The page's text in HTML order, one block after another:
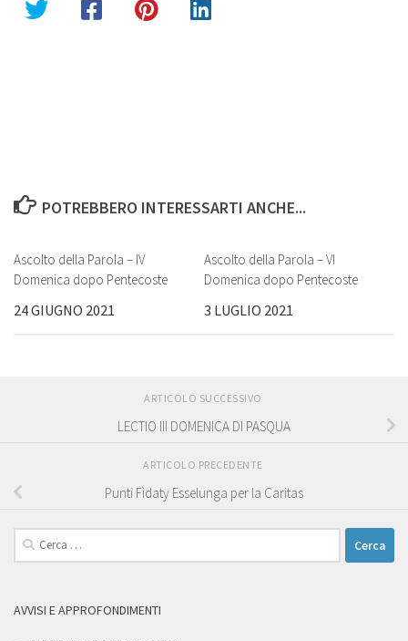
POTREBBERO INTERESSARTI ANCHE...
Ascolto della Parola – IV
Domenica dopo Pentecoste
24 GIUGNO 2021
Ascolto della Parola – VI
Domenica dopo Pentecoste
3 LUGLIO 2021
ARTICOLO SUCCESSIVO
LECTIO III DOMENICA DI PASQUA
ARTICOLO PRECEDENTE
Punti Fìdaty Esselunga per la Caritas
Ricerca
per:
AVVISI E APPROFONDIMENTI